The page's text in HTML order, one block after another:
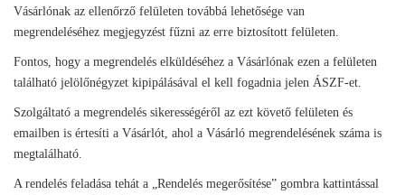
Vásárlónak az ellenőrző felületen továbbá lehetősége van
megrendeléséhez megjegyzést fűzni az erre biztosított felületen.
Fontos, hogy a megrendelés elküldéséhez a Vásárlónak ezen a felületen
található jelölőnégyzet kipipálásával el kell fogadnia jelen ÁSZF-et.
Szolgáltató a megrendelés sikerességéről az ezt követő felületen és
emailben is értesíti a Vásárlót, ahol a Vásárló megrendelésének száma is
megtalálható.
A rendelés feladása tehát a „Rendelés megerősítése” gombra kattintással